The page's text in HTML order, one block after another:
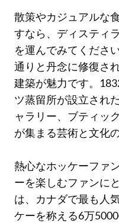
散策やカジュアルな
すなら、ディスティ
を運んでみてくださ
通りと丹念に修復さ
建築が魅力です。
ツ蒸留所が設立され
ャラリー、ブティッ
が集まる芸術と文化
熱心なホッケーファ
ーを楽しむファンに
は、カナダで最も人
ケーを称える6万